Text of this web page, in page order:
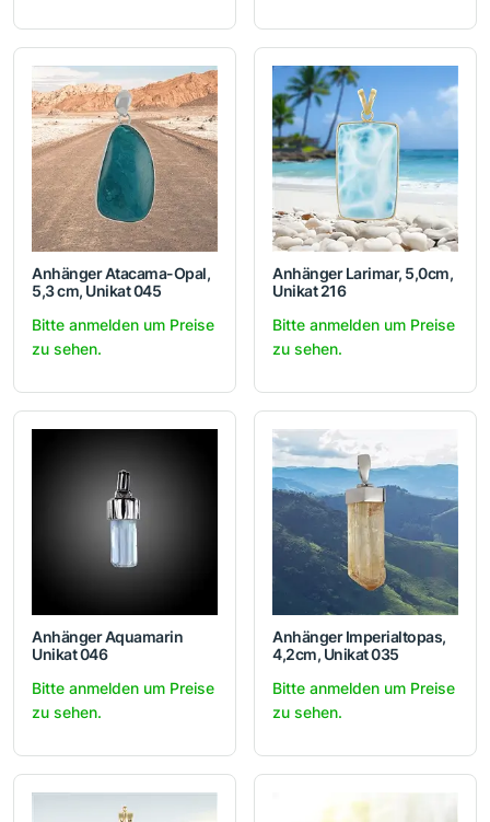
Anhänger Atacama-Opal,
5,3 cm, Unikat 045
Bitte anmelden um Preise
zu sehen.
Anhänger Larimar, 5,0cm,
Unikat 216
Bitte anmelden um Preise
zu sehen.
Anhänger Aquamarin
Unikat 046
Bitte anmelden um Preise
zu sehen.
Anhänger Imperialtopas,
4,2cm, Unikat 035
Bitte anmelden um Preise
zu sehen.